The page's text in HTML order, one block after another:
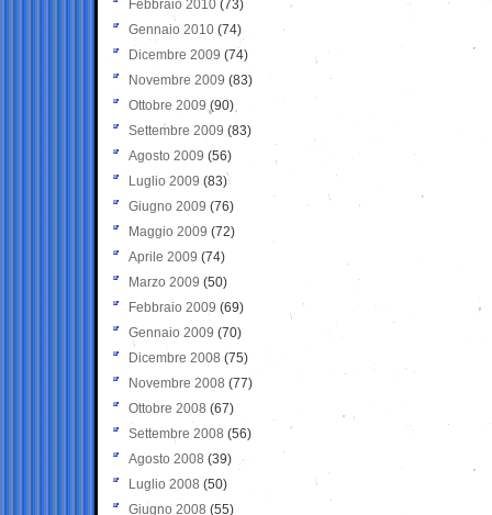
Febbraio 2010 (73)
Gennaio 2010 (74)
Dicembre 2009 (74)
Novembre 2009 (83)
Ottobre 2009 (90)
Settembre 2009 (83)
Agosto 2009 (56)
Luglio 2009 (83)
Giugno 2009 (76)
Maggio 2009 (72)
Aprile 2009 (74)
Marzo 2009 (50)
Febbraio 2009 (69)
Gennaio 2009 (70)
Dicembre 2008 (75)
Novembre 2008 (77)
Ottobre 2008 (67)
Settembre 2008 (56)
Agosto 2008 (39)
Luglio 2008 (50)
Giugno 2008 (55)